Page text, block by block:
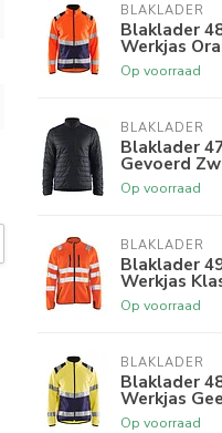
BLAKLADER
Blaklader
Werkjas
Op voorraad
BLAKLADER
Blaklader
Gevoerd
Op voorraad
BLAKLADER
Blaklader
Werkjas
Op voorraad
BLAKLADER
Blaklader
Werkjas
Op voorraad